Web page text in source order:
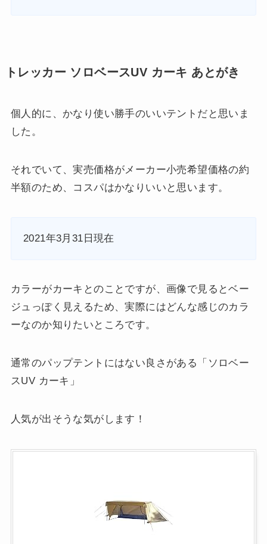
トレッカー ソロベースUV カーキ あとがき
個人的に、かなり使い勝手のいいテントだと思いま
した。
それでいて、実売価格がメーカー小売希望価格の約
半額のため、コスパはかなりいいと思います。
2021年3月31日現在
カラーがカーキとのことですが、画像で見るとベー
ジュっぽく見えるため、実際にはどんな感じのカラ
ーなのか知りたいところです。
通常のパップテントにはない良さがある「ソロベー
スUV カーキ」
人気が出そうな気がします！